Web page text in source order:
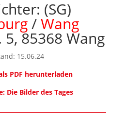
(SG)
/Wang
85368 Wang
15.06.24
PDF herunterladen
Die Bilder des Tages